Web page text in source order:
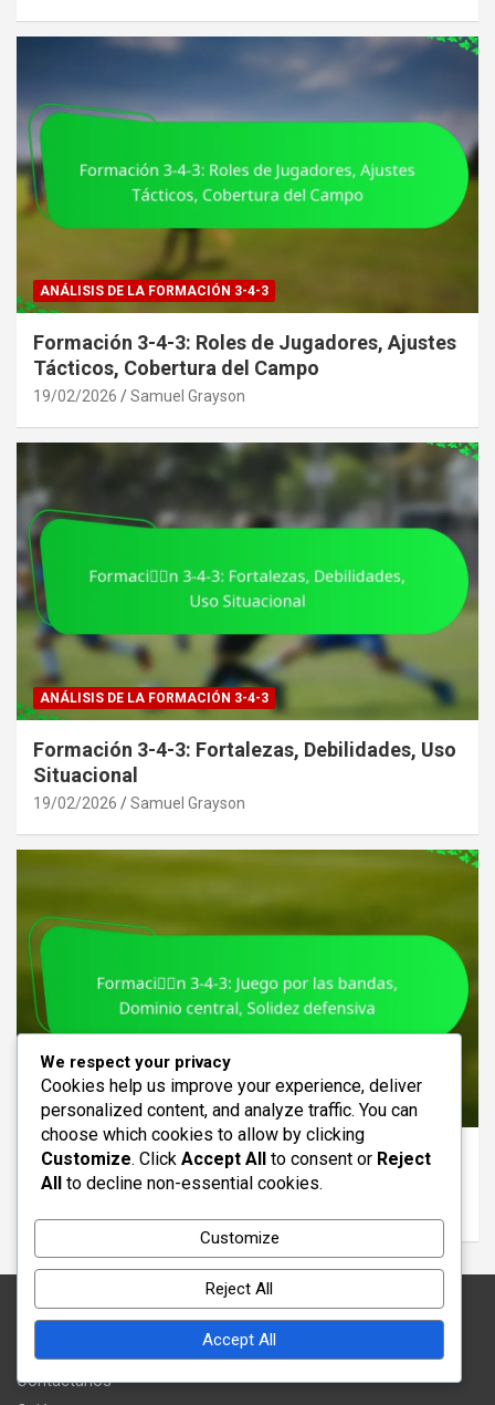
ANÁLISIS DE LA FORMACIÓN 3-4-3
Formación 3-4-3: Roles de Jugadores, Ajustes
Tácticos, Cobertura del Campo
19/02/2026 Samuel Grayson
ANÁLISIS DE LA FORMACIÓN 3-4-3
Formación 3-4-3: Fortalezas, Debilidades, Uso
Situacional
19/02/2026 Samuel Grayson
ANÁLISIS DE LA FORMACIÓN 3-4-3
Formación 3-4-3: Juego por las bandas,
Dominio central, Solidez defensiva
Contáctanos
We respect your privacy
Cookies help us improve your experience, deliver
personalized content, and analyze traffic. You can
choose which cookies to allow by clicking
Customize. Click Accept All to consent or Reject
All to decline non-essential cookies.
Customize
Reject All
Accept All